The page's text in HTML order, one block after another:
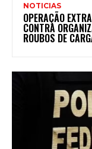
NOTICIAS
OPERAÇÃO
CONTRA
ROUBOS DE